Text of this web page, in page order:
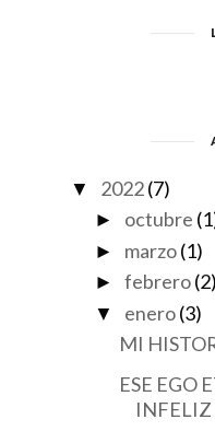
▼ 2022(7)
► octubre
► marzo (1)
► febrero (2)
▼ enero (3)
MI
ESE EGO
INFELIZ